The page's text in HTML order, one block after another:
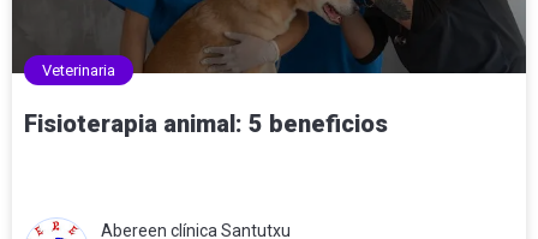
Veterinaria
Fisioterapia animal: 5 beneficios
Abereen clínica Santutxu